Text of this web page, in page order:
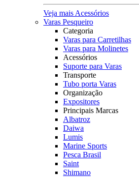
Veja mais Acessórios
Varas Pesqueiro
Categoria
Varas para Carretilhas
Varas para Molinetes
Acessórios
Suporte para Varas
Transporte
Tubo porta Varas
Organização
Expositores
Principais Marcas
Albatroz
Daiwa
Lumis
Marine Sports
Pesca Brasil
Saint
Shimano